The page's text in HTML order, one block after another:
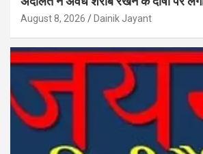
August 8, 2026 Dainik Jayant